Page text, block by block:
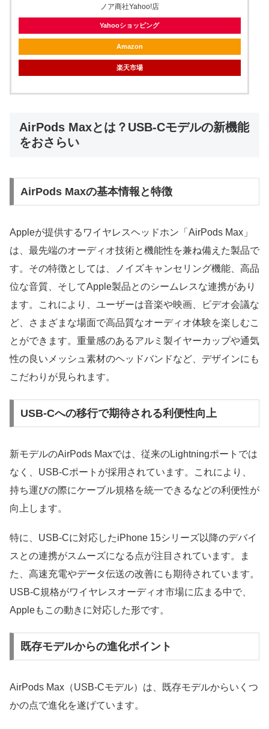
ノア商社Yahoo!店
Yahooショッピング
Amazon
楽天市場
AirPods Maxとは？USB-Cモデルの新機能
をおさらい
AirPods Maxの基本情報と特徴
Appleが提供するワイヤレスヘッドホン「AirPods Max」
は、最先端のオーディオ技術と機能性を兼ね備えた製品で
す。その特徴としては、ノイズキャンセリング機能、高品
位な音質、そしてApple製品とのシームレスな連携があり
ます。これにより、ユーザーは音楽や映画、ビデオ会議な
ど、さまざまな場面で高品質なオーディオ体験を楽しむこ
とができます。重量感のあるアルミ製イヤーカップや通気
性の良いメッシュ素材のヘッドバンドなど、デザインにも
こだわりが見られます。
USB-Cへの移行で期待される利便性向上
新モデルのAirPods Maxでは、従来のLightningポートでは
なく、USB-Cポートが採用されています。これにより、
持ち運びの際にケーブル規格を統一できるなどの利便性が
向上します。
特に、USB-Cに対応したiPhone 15シリーズ以降のデバイ
スとの連携がスムーズになる点が注目されています。ま
た、高速充電やデータ伝送の改善にも期待されています。
USB-C規格がワイヤレスオーディオ市場に広まる中で、
Appleもこの動きに対応した形です。
既存モデルからの進化ポイント
AirPods Max（USB-Cモデル）は、既存モデルからいくつ
かの点で進化を遂げています。